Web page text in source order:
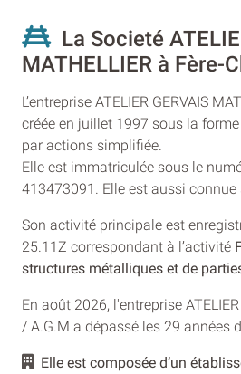
La Societé
MATHELLIER à Fère-
L’entreprise ATELIER GERVAIS
créée en juillet 1997 sous la
par actions simplifiée.
Elle est immatriculée sous le
413473091. Elle est aussi connue
Son activité principale est
25.11Z correspondant à l’activité
structures métalliques et de
En août 2026, l'entreprise ATELIER
/ A.G.M a dépassé les 29 années
Elle est composée d’un